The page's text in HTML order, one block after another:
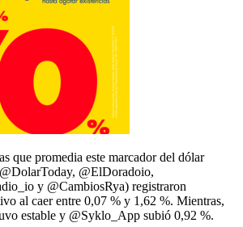
que promedia este marcador del dólar
@ElDoradoio,
y @CambiosRya) registraron
al caer entre 0,07 % y 1,62 %. Mientras,
estable y @Syklo_App subió 0,92 %.